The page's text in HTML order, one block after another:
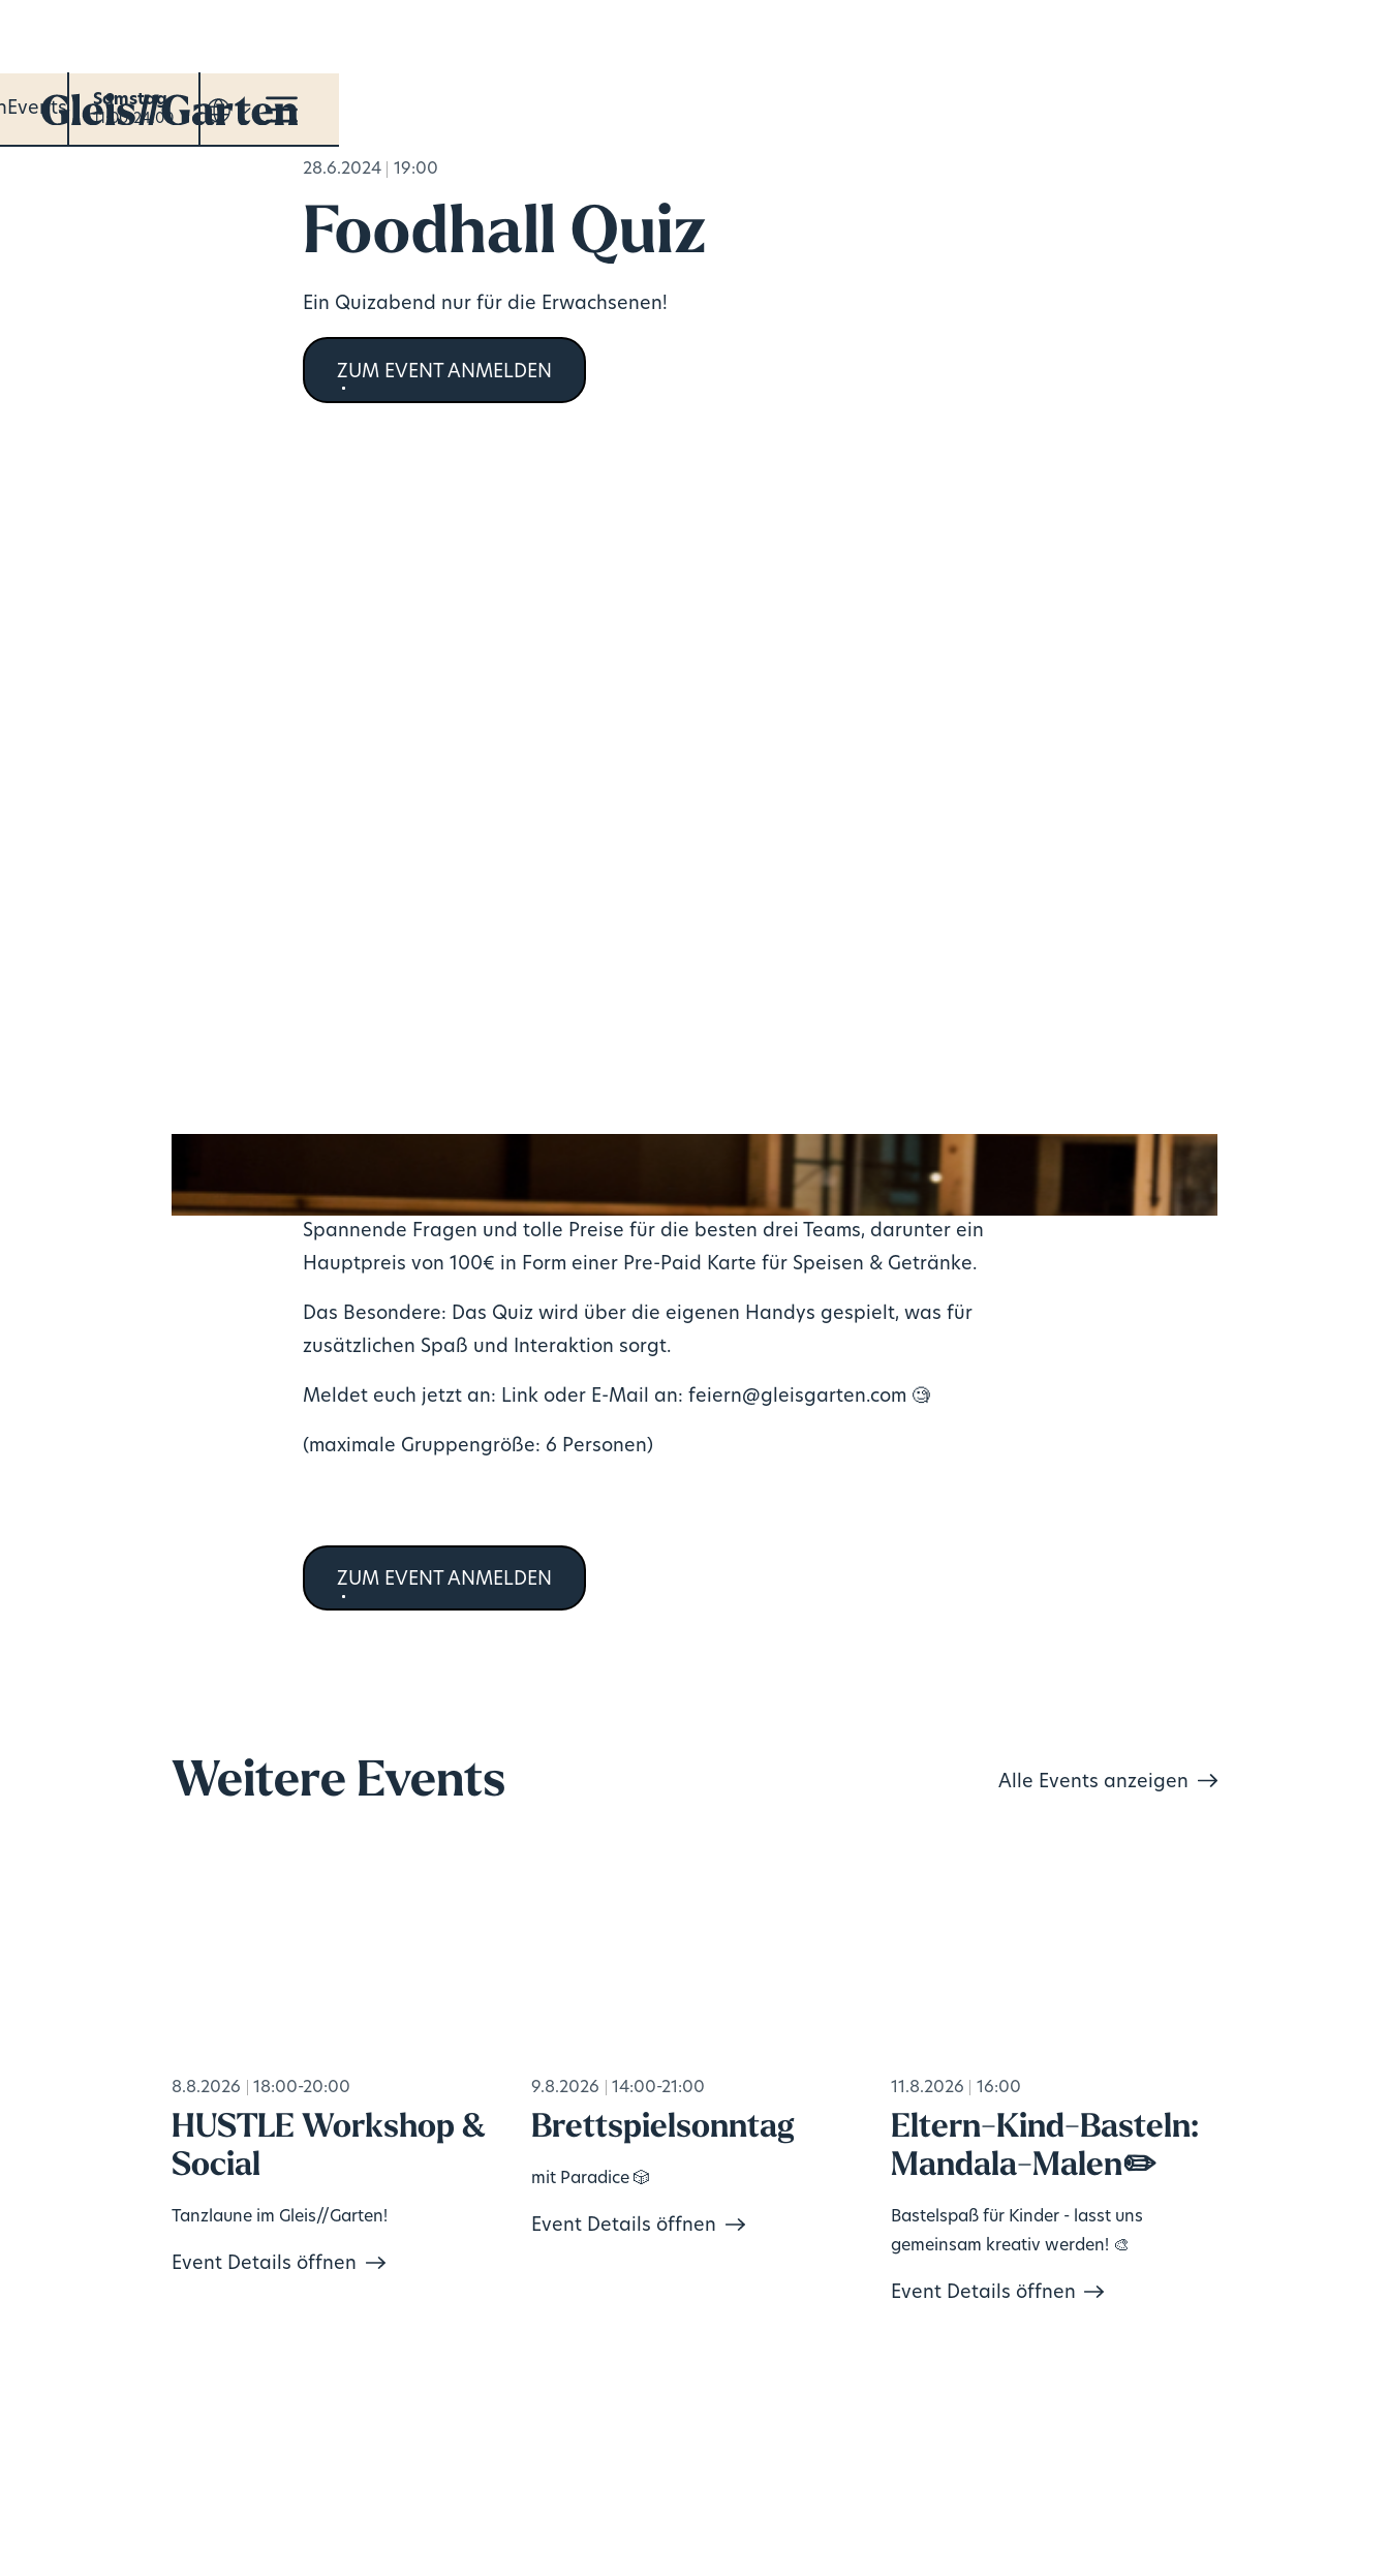
Events Samstag
11:00-24:00
28.6.2024 19:00
Foodhall Quiz
Ein Quizabend nur für die Erwachsenen!
ZUM EVENT ANMELDEN
Spannende Fragen und tolle Preise für die besten drei Teams, darunter ein
Hauptpreis von 100€ in Form einer Pre-Paid Karte für Speisen & Getränke.
Das Besondere: Das Quiz wird über die eigenen Handys gespielt, was für
zusätzlichen Spaß und Interaktion sorgt.
Meldet euch jetzt an: Link oder E-Mail an: feiern@gleisgarten.com 🧐
(maximale Gruppengröße: 6 Personen)
ZUM EVENT ANMELDEN
Weitere Events Alle Events anzeigen
8.8.2026 18:00-20:00
HUSTLE Workshop &
Social
Tanzlaune im Gleis//Garten!
Event Details öffnen
9.8.2026 14:00-21:00
Brettspielsonntag
mit Paradice 🎲
Event Details öffnen
11.8.2026 16:00
Eltern-Kind-Basteln:
Mandala-Malen✏️
Bastelspaß für Kinder - lasst uns
gemeinsam kreativ werden! 🎨
Event Details öffnen